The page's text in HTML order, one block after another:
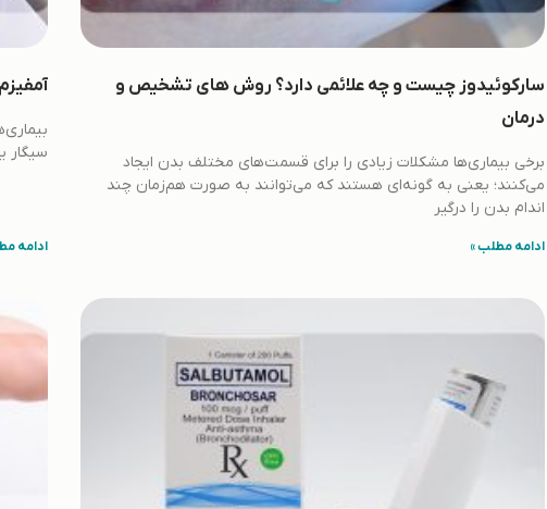
سارکوئیدوز چیست و چه علائمی دارد؟ روش های تشخیص و
درمان
برخی بیماری‌ها مشکلات زیادی را برای قسمت‌های مختلف بدن ایجاد
می‌کنند؛ یعنی به گونه‌ای هستند که می‌توانند به صورت هم‌زمان چند
اندام بدن را درگیر
ادامه مطلب »
سیگار
ادامه